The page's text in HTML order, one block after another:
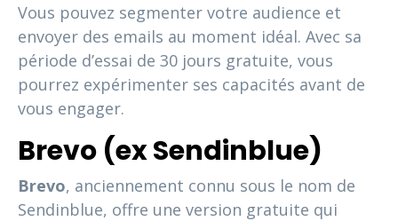
Vous pouvez segmenter votre audience et
envoyer des emails au moment idéal. Avec sa
période d’essai de 30 jours gratuite, vous
pourrez expérimenter ses capacités avant de
vous engager.
Brevo (ex Sendinblue)
Brevo, anciennement connu sous le nom de
Sendinblue, offre une version gratuite qui